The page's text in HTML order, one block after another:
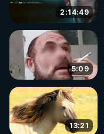
2:14:49
5:09
13:21